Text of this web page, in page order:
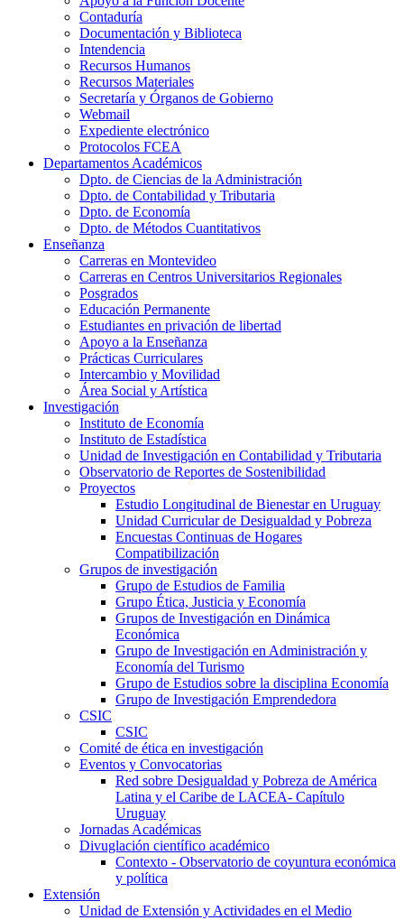
Contaduría
Documentación y Biblioteca
Intendencia
Recursos Humanos
Recursos Materiales
Secretaría y Órganos de Gobierno
Webmail
Expediente electrónico
Protocolos FCEA
Departamentos Académicos
Dpto. de Ciencias de la Administración
Dpto. de Contabilidad y Tributaria
Dpto. de Economía
Dpto. de Métodos Cuantitativos
Enseñanza
Carreras en Montevideo
Carreras en Centros Universitarios Regionales
Posgrados
Educación Permanente
Estudiantes en privación de libertad
Apoyo a la Enseñanza
Prácticas Curriculares
Intercambio y Movilidad
Área Social y Artística
Investigación
Instituto de Economía
Instituto de Estadística
Unidad de Investigación en Contabilidad y Tributaria
Observatorio de Reportes de Sostenibilidad
Proyectos
Estudio Longitudinal de Bienestar en Uruguay
Unidad Curricular de Desigualdad y Pobreza
Encuestas Continuas de Hogares
Compatibilización
Grupos de investigación
Grupo de Estudios de Familia
Grupo Ética, Justicia y Economía
Grupos de Investigación en Dinámica
Económica
Grupo de Investigación en Administración y
Economía del Turismo
Grupo de Estudios sobre la disciplina Economía
Grupo de Investigación Emprendedora
CSIC
CSIC
Comité de ética en investigación
Eventos y Convocatorias
Red sobre Desigualdad y Pobreza de América
Latina y el Caribe de LACEA- Capítulo
Uruguay
Jornadas Académicas
Divuglación científico académico
Contexto - Observatorio de coyuntura económica
y política
Extensión
Unidad de Extensión y Actividades en el Medio